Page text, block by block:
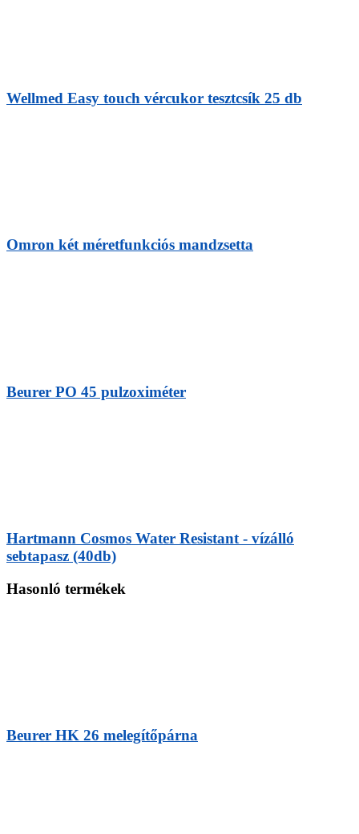
Wellmed Easy touch vércukor tesztcsík 25 db
Omron két méretfunkciós mandzsetta
Beurer PO 45 pulzoximéter
Hartmann Cosmos Water Resistant - vízálló
sebtapasz (40db)
Hasonló termékek
Beurer HK 26 melegítőpárna